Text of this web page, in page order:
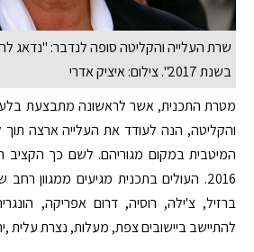
שרת העלייה והקליטה סופה לנדבר: "נדאג
בשנת 2017". צילום: איציק אדרי
מטרת התכנית, אשר לראשונה מתבצעת
והקליטה, הנה לעודד את העלייה ארצה תוך
2016. העולים בתכנית מגיעים ממגוון
ברזיל, צ'ילה, רוסיה, דרום אפריקה,
להתיישב ביישובים צפת, מעלות, נצרת עלית